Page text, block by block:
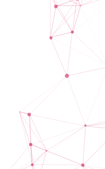
METTRE EN OEUVRE